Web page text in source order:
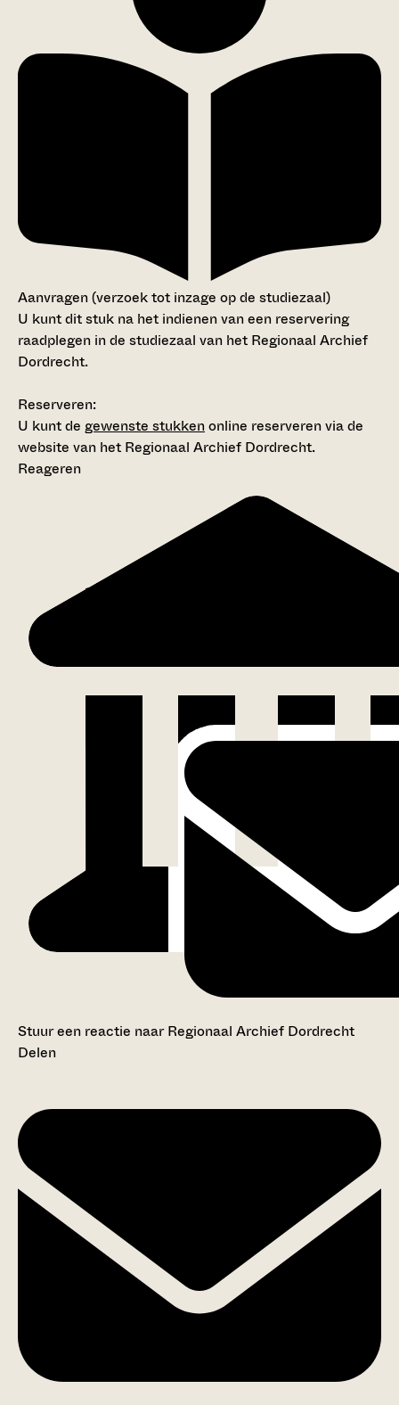
Aanvragen (verzoek tot inzage op de studiezaal)
U kunt dit stuk na het indienen van een reservering
raadplegen in de studiezaal van het Regionaal Archief
Dordrecht.
Reserveren:
U kunt de gewenste stukkenonline reserveren via de
website van het Regionaal Archief Dordrecht.
Reageren
Stuur een reactie naar Regionaal Archief Dordrecht
Delen